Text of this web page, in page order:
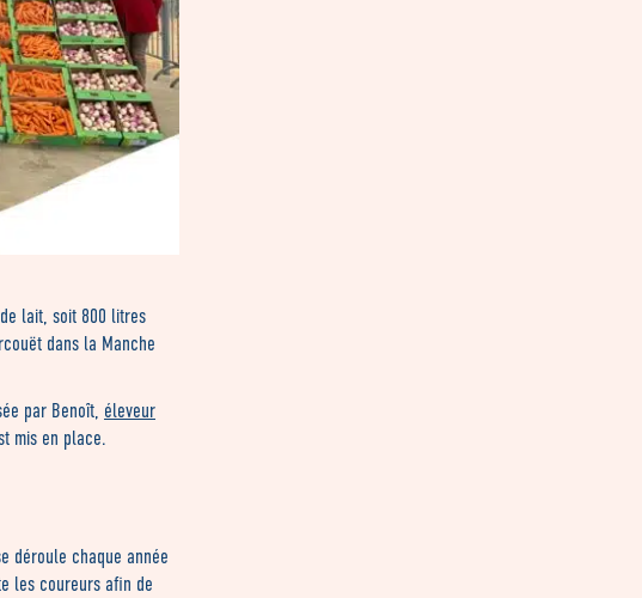
lait, soit 800 litres
dans la Manche
par Benoît, éleveur
mis en place.
déroule chaque année
les coureurs afin de